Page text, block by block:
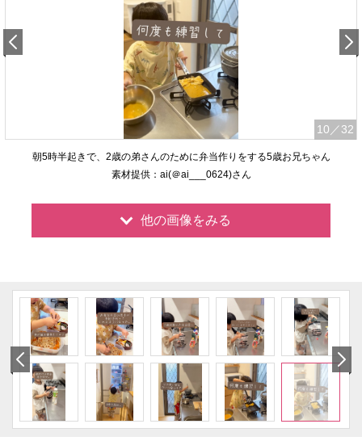
10 ／32
朝5時半起きで、2歳の弟さんのために弁当作りをする5歳お兄ちゃん
素材提供：ai(＠ai___0624)さん
他の画像をみる